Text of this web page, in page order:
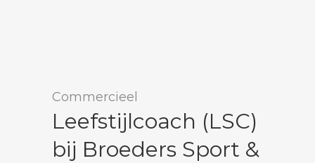
Commercieel
Leefstijlcoach (LSC)
bij Broeders Sport &